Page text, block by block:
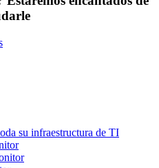
su infraestructura de TI